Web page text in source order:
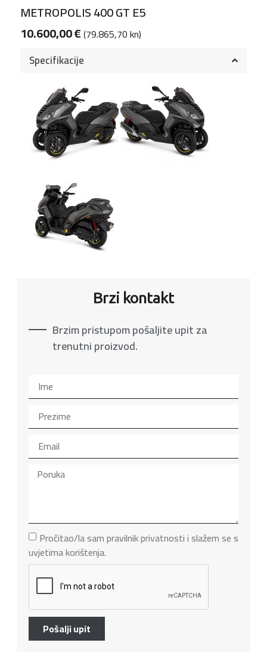
METROPOLIS 400 GT E5
10.600,00€(79.865,70 kn)
Specifikacije
Brzi kontakt
Brzim pristupom pošaljite upit za
trenutni proizvod.
Pročitao/la sam pravilnik privatnosti i slažem se s
uvjetima korištenja.
Pošalji upit